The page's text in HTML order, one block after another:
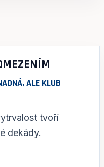
ALE KLUB
tvoří
dekády.